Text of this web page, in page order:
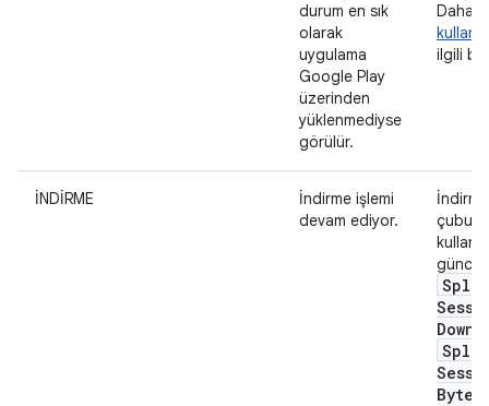
durum en sık
olarak
uygulama
Google Play
üzerinden
yüklenmediyse
görülür.
Daha
ilgili
İNDİRME
İndirme işlemi
devam ediyor.
Split
Split
Bytes